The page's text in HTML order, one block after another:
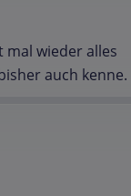
wieder alles
auch kenne.